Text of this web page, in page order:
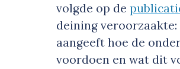
volgde op de
deining
aangeeft hoe de
voordoen en wat dit